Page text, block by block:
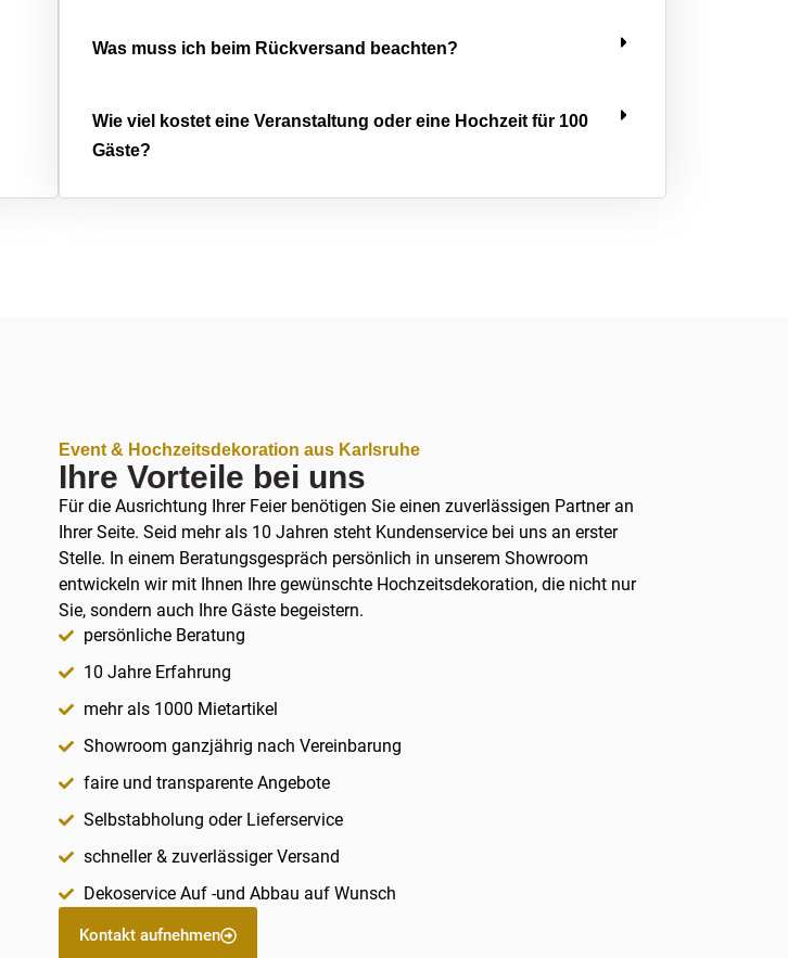
Was muss ich beim Rückversand beachten?
Wie viel kostet eine Veranstaltung oder eine Hochzeit für 100
Gäste?
Event & Hochzeitsdekoration aus Karlsruhe
Ihre Vorteile bei uns
Für die Ausrichtung Ihrer Feier benötigen Sie einen zuverlässigen Partner an
Ihrer Seite. Seid mehr als 10 Jahren steht Kundenservice bei uns an erster
Stelle. In einem Beratungsgespräch persönlich in unserem Showroom
entwickeln wir mit Ihnen Ihre gewünschte Hochzeitsdekoration, die nicht nur
Sie, sondern auch Ihre Gäste begeistern.
persönliche Beratung
10 Jahre Erfahrung
mehr als 1000 Mietartikel
Showroom ganzjährig nach Vereinbarung
faire und transparente Angebote
Selbstabholung oder Lieferservice
schneller & zuverlässiger Versand
Dekoservice Auf -und Abbau auf Wunsch
Kontakt aufnehmen